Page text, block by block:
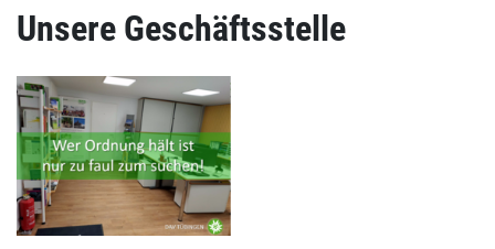
Unsere Geschäftsstelle